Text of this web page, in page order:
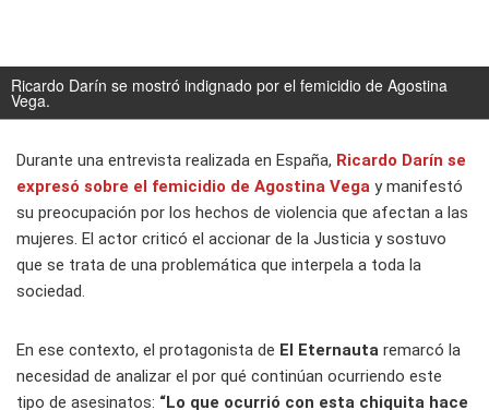
Ricardo Darín se mostró indignado por el femicidio de Agostina
Vega.
Durante una entrevista realizada en España, Ricardo Darín se
expresó sobre el femicidio de Agostina Vega y manifestó
su preocupación por los hechos de violencia que afectan a las
mujeres. El actor criticó el accionar de la Justicia y sostuvo
que se trata de una problemática que interpela a toda la
sociedad.
En ese contexto, el protagonista de El Eternauta remarcó la
necesidad de analizar el por qué continúan ocurriendo este
tipo de asesinatos: “Lo que ocurrió con esta chiquita hace